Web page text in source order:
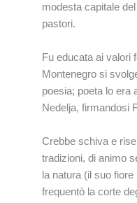
modesta capitale
pastori.
Fu educata ai valori
Montenegro si
poesia; poeta lo era
Nedelja, firmandosi
Crebbe schiva e
tradizioni, di animo
la natura (il suo
frequentò la corte